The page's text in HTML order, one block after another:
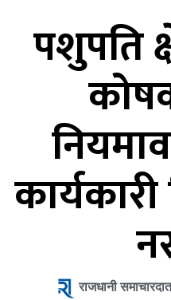
पशुपति
राजधानी